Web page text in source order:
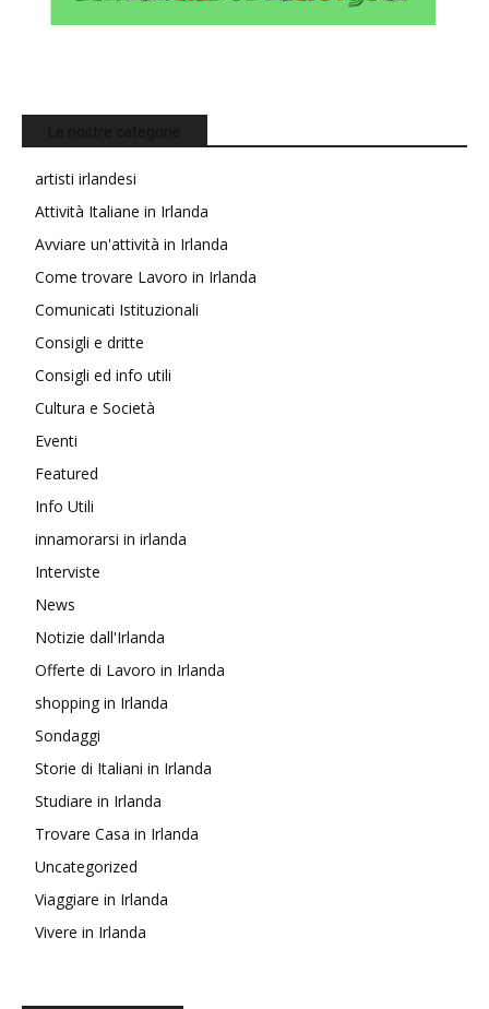
artisti irlandesi
Attività Italiane in Irlanda
Avviare un'attività in Irlanda
Come trovare Lavoro in Irlanda
Comunicati Istituzionali
Consigli e dritte
Consigli ed info utili
Cultura e Società
Eventi
Featured
Info Utili
innamorarsi in irlanda
Interviste
News
Notizie dall'Irlanda
Offerte di Lavoro in Irlanda
shopping in Irlanda
Sondaggi
Storie di Italiani in Irlanda
Studiare in Irlanda
Trovare Casa in Irlanda
Uncategorized
Viaggiare in Irlanda
Vivere in Irlanda